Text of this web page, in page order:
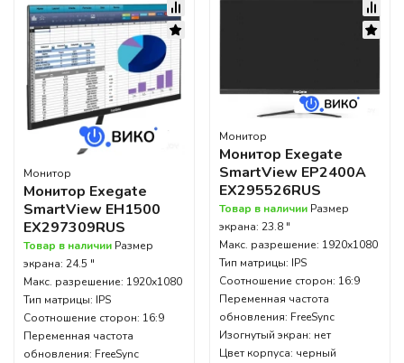
Монитор
Монитор Exegate
SmartView EH1500
EX297309RUS
Товар в наличии Размер
экрана: 24.5 "
Макс. разрешение: 1920x1080
Тип матрицы: IPS
Соотношение сторон: 16:9
Переменная частота
обновления: FreeSync
Монитор
Монитор Exegate
SmartView EP2400A
EX295526RUS
Товар в наличии Размер
экрана: 23.8 "
Макс. разрешение: 1920x1080
Тип матрицы: IPS
Соотношение сторон: 16:9
Переменная частота
обновления: FreeSync
Изогнутый экран: нет
Цвет корпуса: черный